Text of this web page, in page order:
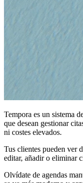
Tempora es un sistema
que desean gestionar
ni costes elevados.
Tus clientes pueden ver
editar, añadir o eliminar
Olvídate de agendas